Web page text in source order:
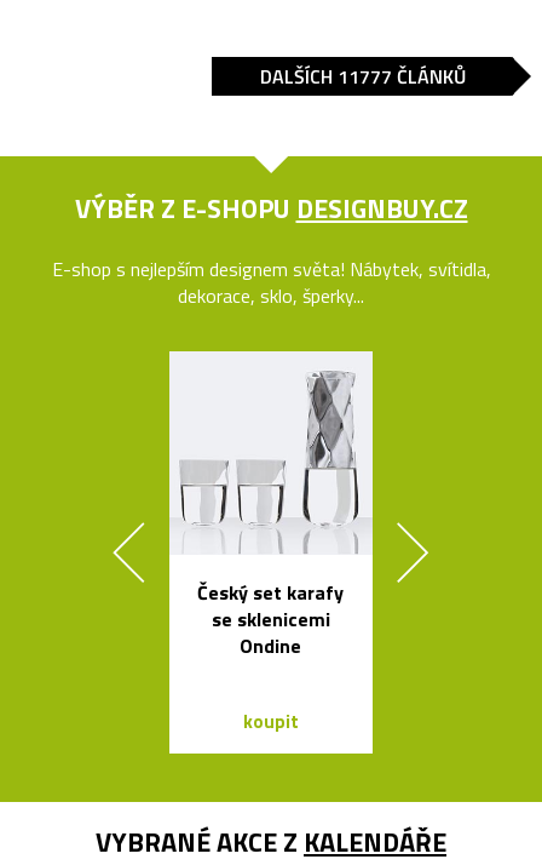
DALŠÍCH 11777 ČLÁNKŮ
VÝBĚR Z E-SHOPU DESIGNBUY.CZ
E-shop s nejlepším designem světa! Nábytek, svítidla,
dekorace, sklo, šperky...
Český set karafy
se sklenicemi
Ondine
koupit
VYBRANÉ AKCE Z KALENDÁŘE